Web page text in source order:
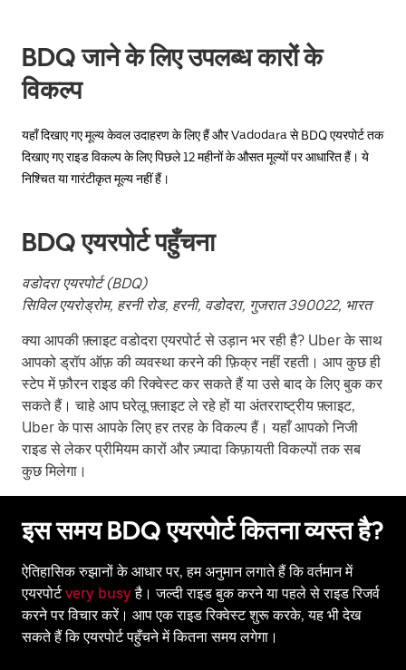
close
the
calendar.
BDQ जाने के लिए उपलब्ध कारों के
विकल्प
यहाँ दिखाए गए मूल्य केवल उदाहरण के लिए हैं और Vadodara से BDQ एयरपोर्ट तक
दिखाए गए राइड विकल्प के लिए पिछले 12 महीनों के औसत मूल्यों पर आधारित हैं। ये
निश्चित या गारंटीकृत मूल्य नहीं हैं।
BDQ एयरपोर्ट पहुँचना
वडोदरा एयरपोर्ट (BDQ)
सिविल एयरोड्रोम, हरनी रोड, हरनी, वडोदरा, गुजरात 390022, भारत
क्या आपकी फ़्लाइट वडोदरा एयरपोर्ट से उड़ान भर रही है? Uber के साथ
आपको ड्रॉप ऑफ़ की व्यवस्था करने की फ़िक्र नहीं रहती। आप कुछ ही
स्टेप में फ़ौरन राइड की रिक्वेस्ट कर सकते हैं या उसे बाद के लिए बुक कर
सकते हैं। चाहे आप घरेलू फ़्लाइट ले रहे हों या अंतरराष्ट्रीय फ़्लाइट,
Uber के पास आपके लिए हर तरह के विकल्प हैं। यहाँ आपको निजी
राइड से लेकर प्रीमियम कारों और ज़्यादा किफ़ायती विकल्पों तक सब
कुछ मिलेगा।
इस समय BDQ एयरपोर्ट कितना व्यस्त है?
ऐतिहासिक रुझानों के आधार पर, हम अनुमान लगाते हैं कि वर्तमान में
एयरपोर्टvery busyहै। जल्दी राइड बुक करने या पहले से राइड रिजर्व
करने पर विचार करें। आप एक राइड रिक्वेस्ट शुरू करके, यह भी देख
सकते हैं कि एयरपोर्ट पहुँचने में कितना समय लगेगा।